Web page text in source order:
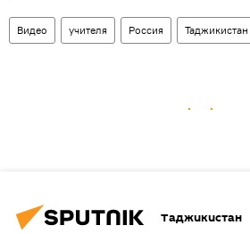
Видео учителя Россия Таджикистан
Таджикистан